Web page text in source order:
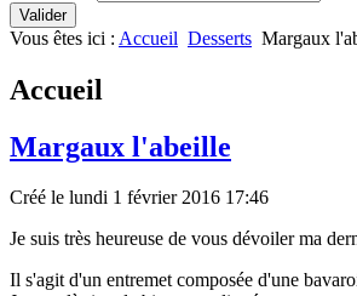
Vous êtes ici : Accueil Desserts Margaux
Accueil
Margaux l'abeille
Créé le lundi 1 février 2016 17:46
Je suis très heureuse de vous dévoiler ma
Il s'agit d'un entremet composée d'une